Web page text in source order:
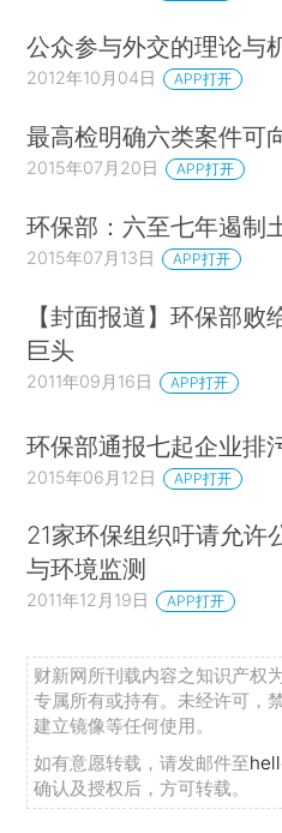
公众参与外交的理论与
2012年10月04日 APP打开
最高检明确六类案件可
2015年07月20日 APP打开
环保部：六至七年遏制
2015年07月13日 APP打开
【封面报道】环保部败
巨头
2011年09月16日 APP打开
环保部通报七起企业排
2015年06月12日 APP打开
21家环保组织吁请允许
与环境监测
2011年12月19日 APP打开
财新网所刊载内容之知识产权
专属所有或持有。未经许可，
建立镜像等任何使用。
如有意愿转载，请发邮件至
确认及授权后，方可转载。